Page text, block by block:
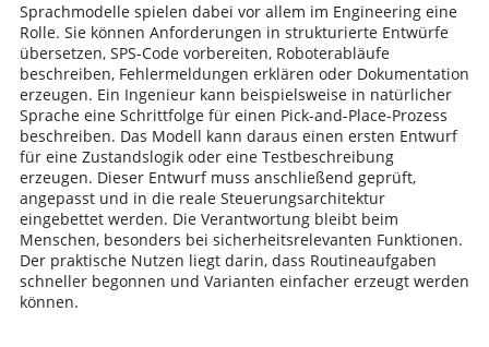
Sprachmodelle spielen dabei vor allem im Engineering eine
Rolle. Sie können Anforderungen in strukturierte Entwürfe
übersetzen, SPS-Code vorbereiten, Roboterabläufe
beschreiben, Fehlermeldungen erklären oder Dokumentation
erzeugen. Ein Ingenieur kann beispielsweise in natürlicher
Sprache eine Schrittfolge für einen Pick-and-Place-Prozess
beschreiben. Das Modell kann daraus einen ersten Entwurf
für eine Zustandslogik oder eine Testbeschreibung
erzeugen. Dieser Entwurf muss anschließend geprüft,
angepasst und in die reale Steuerungsarchitektur
eingebettet werden. Die Verantwortung bleibt beim
Menschen, besonders bei sicherheitsrelevanten Funktionen.
Der praktische Nutzen liegt darin, dass Routineaufgaben
schneller begonnen und Varianten einfacher erzeugt werden
können.